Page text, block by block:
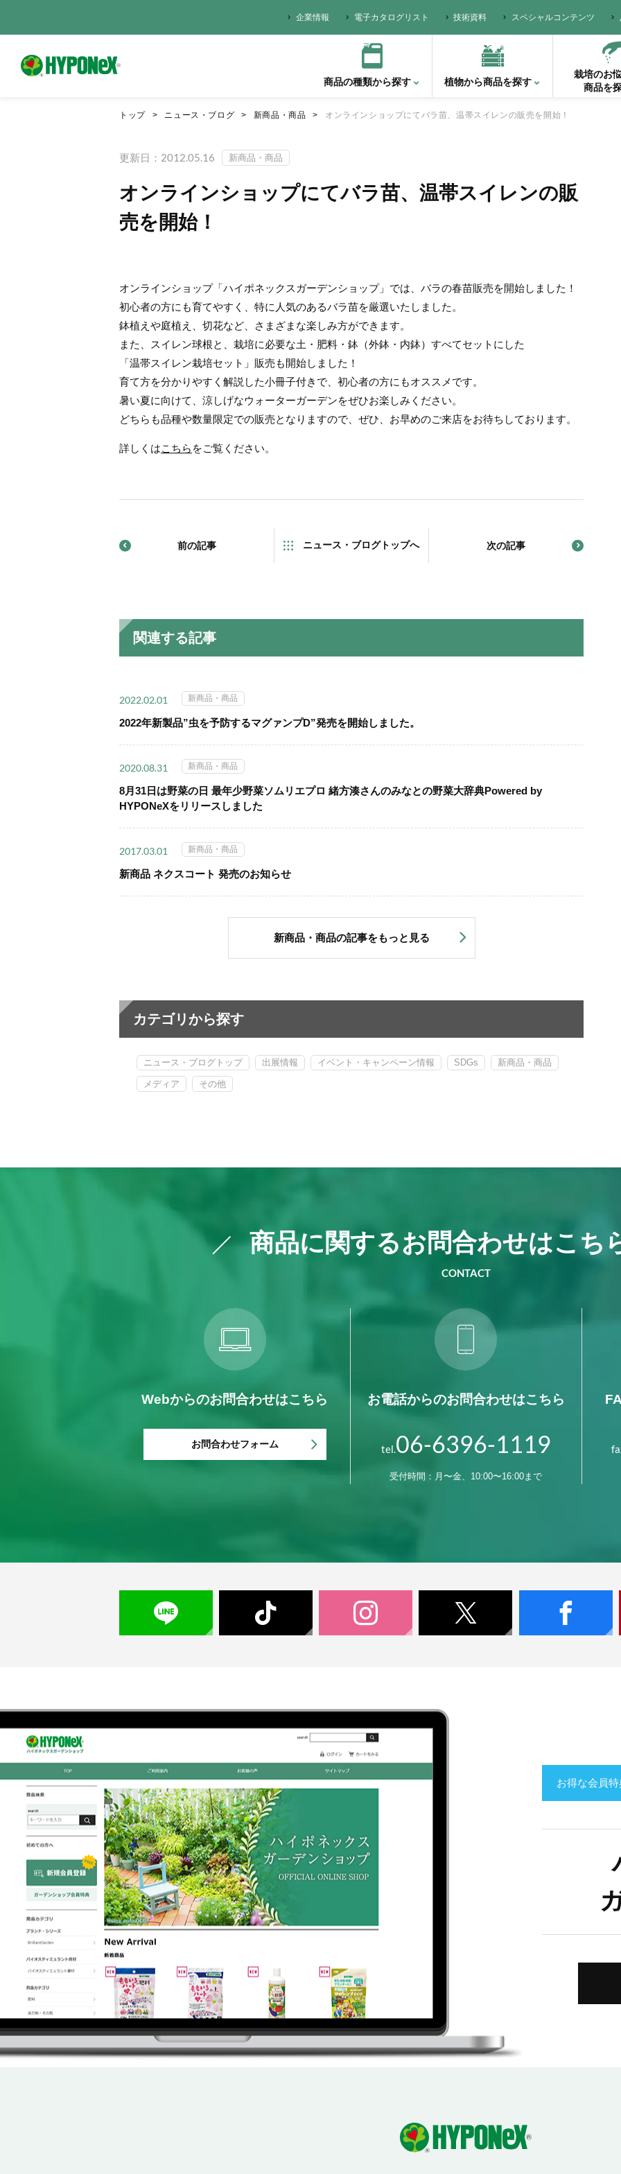
商品の種類から探す 植物から商品を探す
栽培のお
商品を
企業情報 電子カタログリスト 技術資料 スペシャルコンテンツ
トップ ニュース・ブログ 新商品・商品 オンラインショップにてバラ苗、温帯スイレンの販売を開始！
更新日：2012.05.16 新商品・商品
オンラインショップにてバラ苗、温帯スイレンの販
売を開始！
オンラインショップ「ハイポネックスガーデンショップ」では、バラの春苗販売を開始しました！
初心者の方にも育てやすく、特に人気のあるバラ苗を厳選いたしました。
鉢植えや庭植え、切花など、さまざまな楽しみ方ができます。
また、スイレン球根と、栽培に必要な土・肥料・鉢（外鉢・内鉢）すべてセットにした
「温帯スイレン栽培セット」販売も開始しました！
育て方を分かりやすく解説した小冊子付きで、初心者の方にもオススメです。
暑い夏に向けて、涼しげなウォーターガーデンをぜひお楽しみください。
どちらも品種や数量限定での販売となりますので、ぜひ、お早めのご来店をお待ちしております。
詳しくはこちら をご覧ください。
前の記事 ニュース・ブログトップへ 次の記事
関連する記事
2022.02.01 新商品・商品
2022年新製品”虫を予防するマグァンプD”発売を開始しました。
2020.08.31 新商品・商品
8月31日は野菜の日 最年少野菜ソムリエプロ 緒方湊さんのみなとの野菜大辞典Powered by
HYPONeXをリリースしました
2017.03.01 新商品・商品
新商品 ネクスコート 発売のお知らせ
新商品・商品の記事をもっと見る
カテゴリから探す
ニュース・ブログトップ 出展情報 イベント・キャンペーン情報 SDGs 新商品・商品
メディア その他
商品に関するお問合わせはこち
CONTACT
Webからのお問合わせはこちら
お問合わせフォーム
お電話からのお問合わせはこちら
tel.06-6396-1119
受付時間：月〜金、10:00〜16:00まで
お得な会員特